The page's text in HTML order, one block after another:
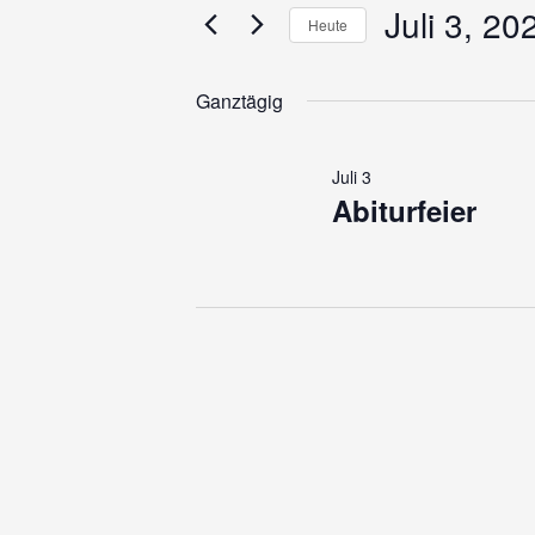
für
Juli
2026
Ansichten,
Navigation
Veranstaltungen
Schlüsselwort.
Heute Juli 3,
Ganztägig
Abiturfeier
Juli 3